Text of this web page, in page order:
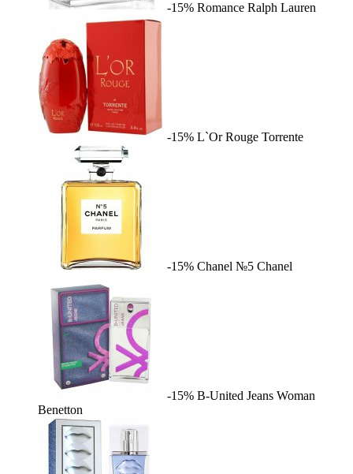
-15% Romance Ralph Lauren
-15% L`Or Rouge Torrente
-15% Chanel №5 Chanel
-15% B-United Jeans Woman
Benetton